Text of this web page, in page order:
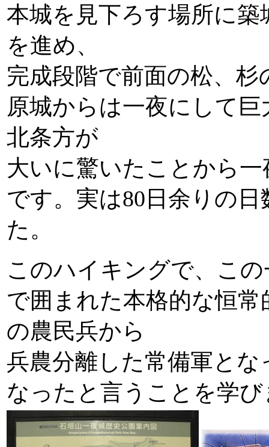
本城を見下ろす場所に
を進め、
完成段階で前面の松、
原城からは一夜にして
北条方が
大いに驚いたことから
です。 実は80 日余りの
た。
このハイキングで、こ
で囲まれた本格的な恒
の農民兵から
兵農分離した常備軍と
なったと言うことを学